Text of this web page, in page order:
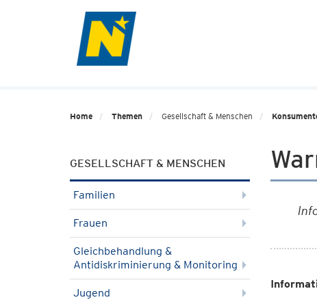
Home Themen Gesellschaft & Menschen
GESELLSCHAFT & MENSCHEN
Familien
Frauen
Gleichbehandlung &
Antidiskriminierung & Monitoring
Jugend